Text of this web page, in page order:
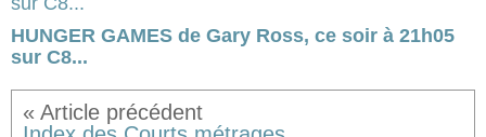
HUNGER GAMES de Gary Ross, ce soir à 21h05
sur C8...